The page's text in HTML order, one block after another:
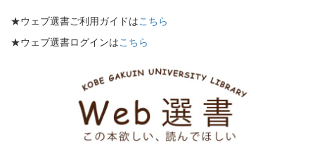
★ウェブ選書ご利用ガイドはこちら
★ウェブ選書ログインはこちら